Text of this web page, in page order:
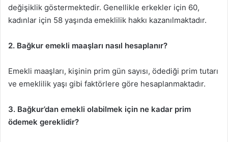
değişiklik göstermektedir. Genellikle erkekler için 60,
kadınlar için 58 yaşında emeklilik hakkı kazanılmaktadır.
2. Bağkur emekli maaşları nasıl hesaplanır?
Emekli maaşları, kişinin prim gün sayısı, ödediği prim tutarı
ve emeklilik yaşı gibi faktörlere göre hesaplanmaktadır.
3. Bağkur’dan emekli olabilmek için ne kadar prim
ödemek gereklidir?